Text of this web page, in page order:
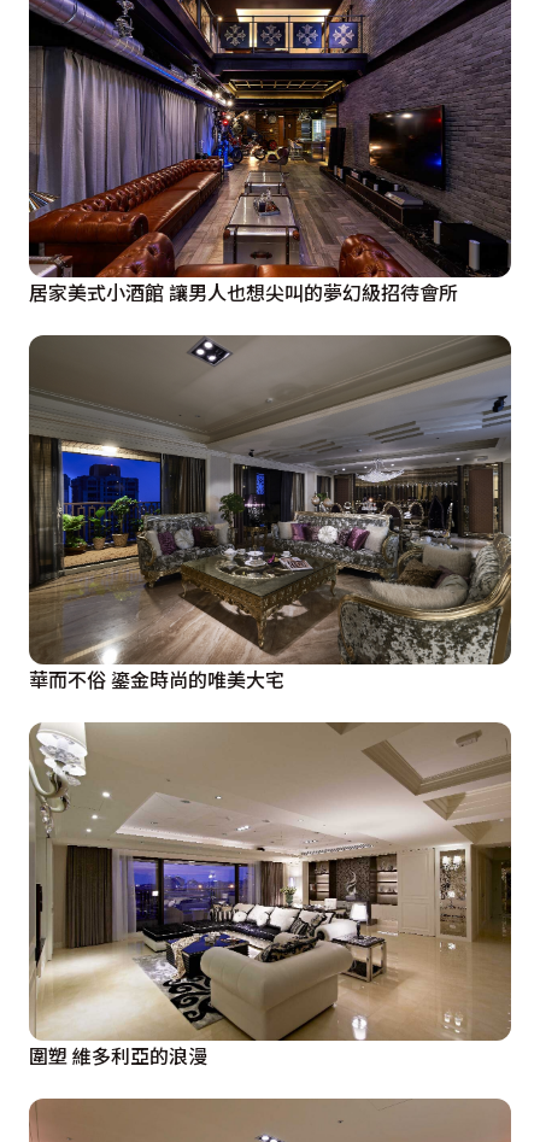
居家美式小酒館 讓男人也想尖叫的夢幻級招待會所
華而不俗 鎏金時尚的唯美大宅
圍塑 維多利亞的浪漫